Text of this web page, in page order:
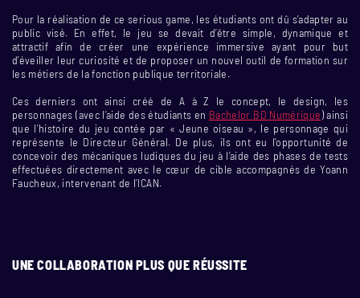
Pour la réalisation de ce serious game, les étudiants ont dû s’adapter au
public visé. En effet, le jeu se devait d’être simple, dynamique et
attractif afin de créer une expérience immersive ayant pour but
d’éveiller leur curiosité et de proposer un nouvel outil de formation sur
les métiers de la fonction publique territoriale.
Ces derniers ont ainsi créé de A à Z le concept, le design, les
personnages (avec l’aide des étudiants en Bachelor BD Numérique) ainsi
que l’histoire du jeu contée par « Jeune oiseau », le personnage qui
représente le Directeur Général. De plus, ils ont eu l’opportunité de
concevoir des mécaniques ludiques du jeu à l’aide des phases de tests
effectuées directement avec le cœur de cible accompagnés de Yoann
Faucheux, intervenant de l’ICAN.
UNE COLLABORATION PLUS QUE RÉUSSITE